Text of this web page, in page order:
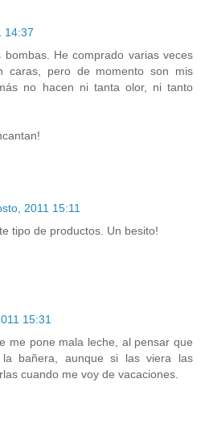
14:37
He comprado varias veces
pero de momento son mis
no hacen ni tanta olor, ni tanto
2011 15:11
tipo de productos. Un besito!
15:31
me pone mala leche, al pensar que
la bañera, aunque si las viera las
cuando me voy de vacaciones.